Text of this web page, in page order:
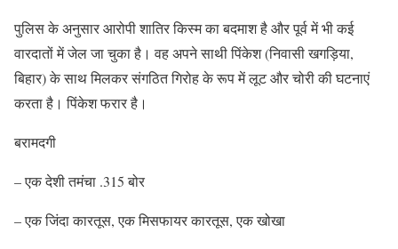
पुलिस के अनुसार आरोपी शातिर किस्म का बदमाश है और पूर्व में भी कई
वारदातों में जेल जा चुका है। वह अपने साथी पिंकेश (निवासी खगड़िया,
बिहार) के साथ मिलकर संगठित गिरोह के रूप में लूट और चोरी की घटनाएं
करता है। पिंकेश फरार है।
बरामदगी
– एक देशी तमंचा .315 बोर
– एक जिंदा कारतूस, एक मिसफायर कारतूस, एक खोखा